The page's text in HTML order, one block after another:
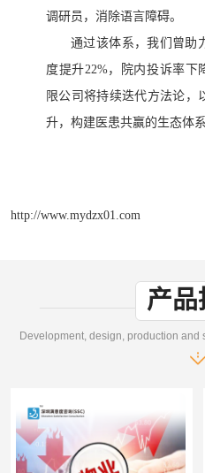
调研员，消除语言障碍。
通过该体系，我们曾助
度提升22%，院内投诉率下
限公司将持续迭代方法论，
升，构建医患共赢的生态体系
http://www.mydzx01.com
产品